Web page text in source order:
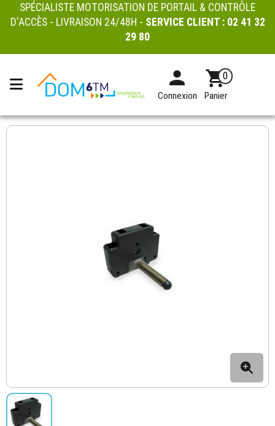
SPÉCIALISTE MOTORISATION DE PORTAIL & CONTRÔLE
D'ACCÈS - LIVRAISON 24/48H - SERVICE CLIENT : 02 41 32
29 80
Connexion
0
Panier